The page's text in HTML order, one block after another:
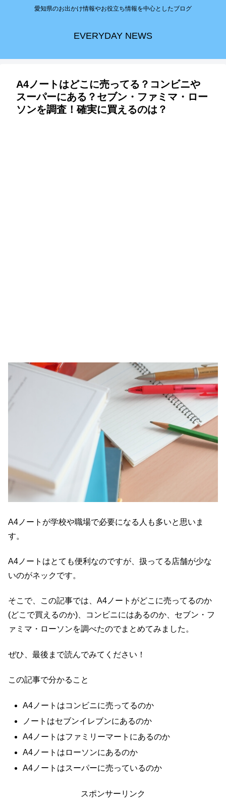
愛知県のお出かけ情報やお役立ち情報を中心としたブログ
EVERYDAY NEWS
A4ノートはどこに売ってる？コンビニや
スーパーにある？セブン・ファミマ・ロー
ソンを調査！確実に買えるのは？
A4ノートが学校や職場で必要になる人も多いと思いま
す。
A4ノートはとても便利なのですが、扱ってる店舗が少な
いのがネックです。
そこで、この記事では、A4ノートがどこに売ってるのか
(どこで買えるのか)、コンビニにはあるのか、セブン・フ
ァミマ・ローソンを調べたのでまとめてみました。
ぜひ、最後まで読んでみてください！
この記事で分かること
A4ノートはコンビニに売ってるのか
ノートはセブンイレブンにあるのか
A4ノートはファミリーマートにあるのか
A4ノートはローソンにあるのか
A4ノートはスーパーに売っているのか
スポンサーリンク